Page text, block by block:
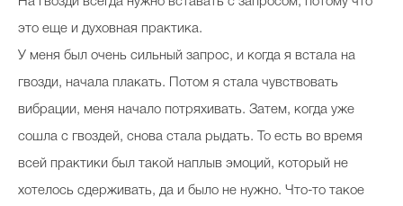
это еще и духовная практика.
У меня был очень сильный запрос, и когда я встала на
гвозди, начала плакать. Потом я стала чувствовать
вибрации, меня начало потряхивать. Затем, когда уже
сошла с гвоздей, снова стала рыдать. То есть во время
всей практики был такой наплыв эмоций, который не
хотелось сдерживать, да и было не нужно. Что-то такое